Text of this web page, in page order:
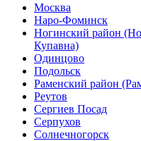
Москва
Наро-Фоминск
Ногинский район
Купавна)
Одинцово
Подольск
Раменский район
Реутов
Сергиев Посад
Серпухов
Солнечногорск